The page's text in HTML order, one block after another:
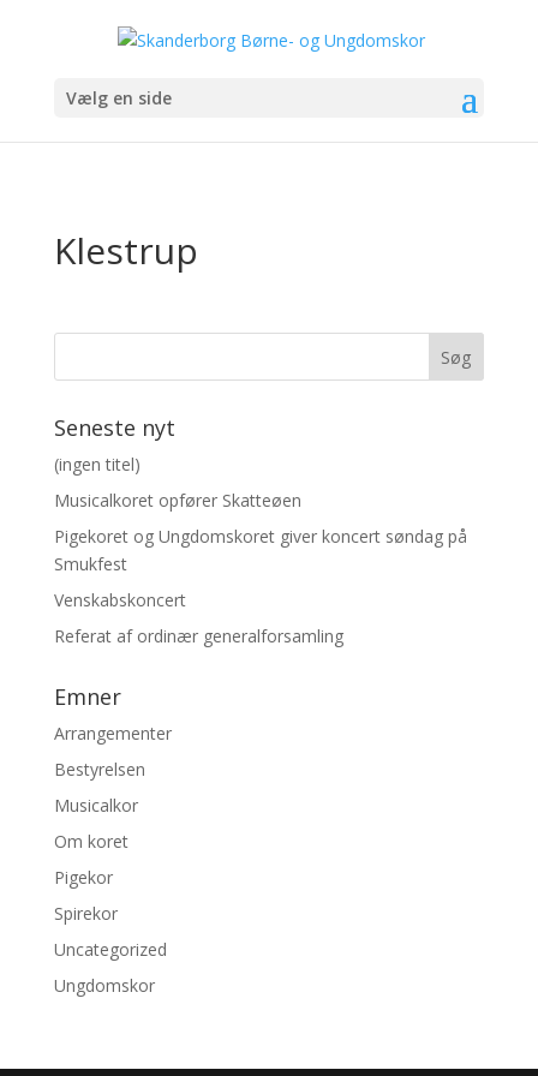
Vælg en side
Klestrup
Seneste nyt
(ingen titel)
Musicalkoret opfører Skatteøen
Pigekoret og Ungdomskoret giver koncert søndag på
Smukfest
Venskabskoncert
Referat af ordinær generalforsamling
Emner
Arrangementer
Bestyrelsen
Musicalkor
Om koret
Pigekor
Spirekor
Uncategorized
Ungdomskor